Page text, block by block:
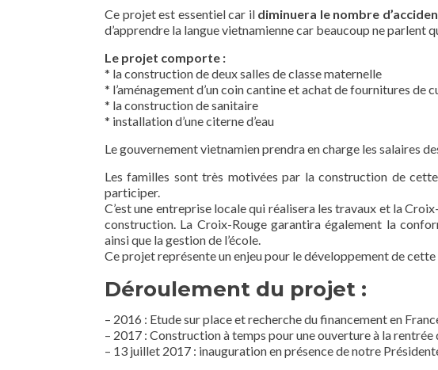
Ce projet est essentiel car il diminuera le nombre
d’apprendre la langue vietnamienne car beaucoup ne parlent
Le projet comporte :
* la construction de deux salles de classe maternelle
* l’aménagement d’un coin cantine et achat de fournitures de
* la construction de sanitaire
* installation d’une citerne d’eau
Le gouvernement vietnamien prendra en charge les salaires
Les familles sont très motivées par la construction de
participer.
C’est une entreprise locale qui réalisera les travaux et la
construction. La Croix-Rouge garantira également la
ainsi que la gestion de l’école.
Ce projet représente un enjeu pour le développement de
Déroulement du projet :
– 2016 : Etude sur place et recherche du financement en
– 2017 : Construction à temps pour une ouverture à la
– 13 juillet 2017 : inauguration en présence de notre